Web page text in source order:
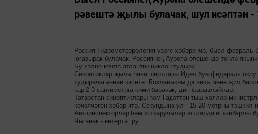
рәвештә җылы булачак, шул исәптән -
Россия Гидрометеорология үзәге хәбәренчә, быел
югарырак булачак. Россиянең Ауропа өлешендә төнлә
Бу хәлне көчле атлантик циклон тудыра.
Синоптиклар җылы һава шартлары Идел буе федераль
тудырачагыннан кисәтә. Бозлавыкны да нәкъ менә җил
кар 2-3 сантиметрга кими барачак, дип фаразлыйлар.
Татарстан синоптиклары һәм Гадәттән тыш хәлләр
көчәячәген хәбәр итә. Секундына ул - 15-20 метрны
Автоинспекторлар һәм коткаручылар юлларда игътибарлы
Чыганак - интертат.ру.